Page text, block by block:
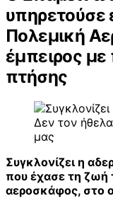
υπηρετούσε
Πολεμική
έμπειρος
πτήσης
Συγκλονίζει η
που έχασε τη ζωή
αεροσκάφος, στο